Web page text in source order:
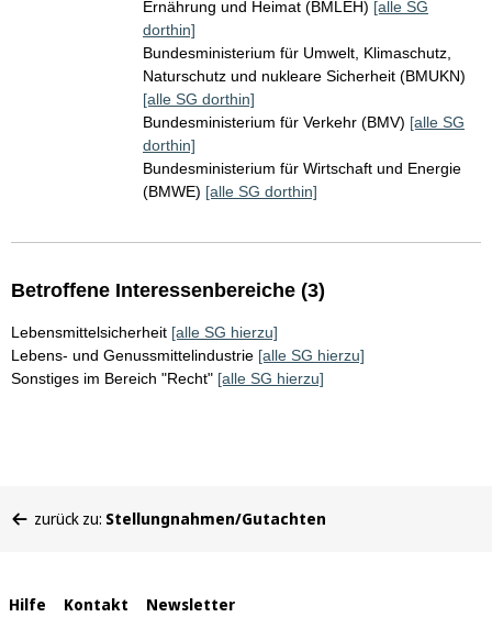
Ernährung und Heimat (BMLEH) [alle SG
dorthin]
Bundesministerium für Umwelt, Klimaschutz,
Naturschutz und nukleare Sicherheit (BMUKN)
[alle SG dorthin]
Bundesministerium für Verkehr (BMV) [alle SG
dorthin]
Bundesministerium für Wirtschaft und Energie
(BMWE) [alle SG dorthin]
Betroffene Interessenbereiche (3)
Lebensmittelsicherheit [alle SG hierzu]
Lebens- und Genussmittelindustrie [alle SG hierzu]
Sonstiges im Bereich "Recht" [alle SG hierzu]
befinden
zurück zu: Stellungnahmen/Gutachten
Interne
Hilfe Kontakt Newsletter